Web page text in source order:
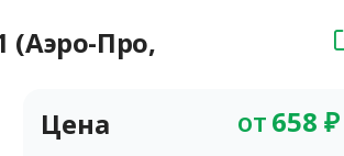
(Аэро-Про,
Цена от658 ₽